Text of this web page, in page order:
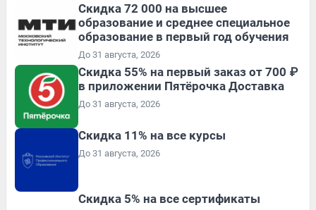
Скидка 72 000 на высшее
образование и среднее специальное
образование в первый год обучения
До 31 августа, 2026
Скидка 55% на первый заказ от 700 ₽
в приложении Пятёрочка Доставка
До 31 августа, 2026
Скидка 11% на все курсы
До 31 августа, 2026
Скидка 5% на все сертификаты